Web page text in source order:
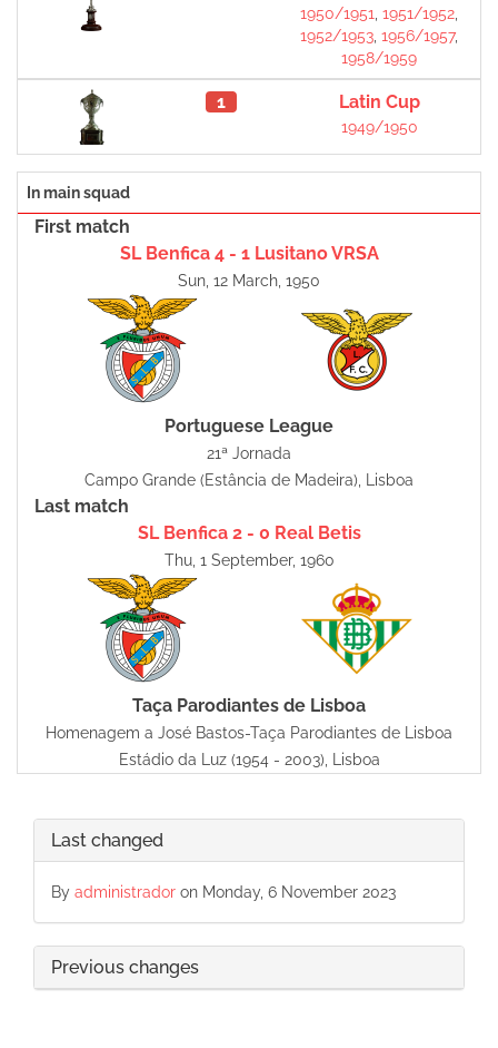
1950/1951 1951/1952
1952/1953 1956/1957,
1958/1959
1 Latin Cup
1949/1950
In main squad
First match
SL Benfica 4 - 1 Lusitano VRSA
Sun, 12 March, 1950
Portuguese League
21ª Jornada
Campo Grande (Estância de Madeira), Lisboa
Last match
SL Benfica 2 - 0 Real Betis
Thu, 1 September, 1960
Taça Parodiantes de Lisboa
Homenagem a José Bastos-Taça Parodiantes de Lisboa
Estádio da Luz (1954 - 2003), Lisboa
Last changed
By administrador on Monday, 6 November 2023
Previous changes